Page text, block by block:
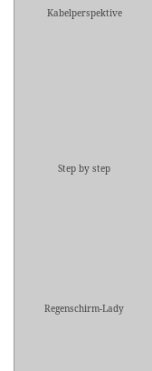
Kabelperspektive
Step by step
Regenschirm-Lady